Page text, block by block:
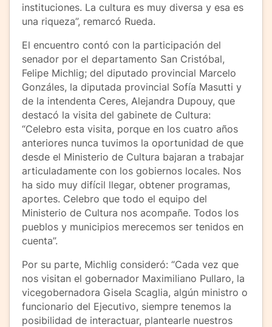
instituciones. La cultura es muy diversa y esa es
una riqueza”, remarcó Rueda.
El encuentro contó con la participación del
senador por el departamento San Cristóbal,
Felipe Michlig; del diputado provincial Marcelo
Gonzáles, la diputada provincial Sofía Masutti y
de la intendenta Ceres, Alejandra Dupouy, que
destacó la visita del gabinete de Cultura:
“Celebro esta visita, porque en los cuatro años
anteriores nunca tuvimos la oportunidad de que
desde el Ministerio de Cultura bajaran a trabajar
articuladamente con los gobiernos locales. Nos
ha sido muy difícil llegar, obtener programas,
aportes. Celebro que todo el equipo del
Ministerio de Cultura nos acompañe. Todos los
pueblos y municipios merecemos ser tenidos en
cuenta”.
Por su parte, Michlig consideró: “Cada vez que
nos visitan el gobernador Maximiliano Pullaro, la
vicegobernadora Gisela Scaglia, algún ministro o
funcionario del Ejecutivo, siempre tenemos la
posibilidad de interactuar, plantearle nuestros